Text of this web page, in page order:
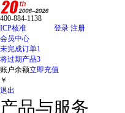
400-884-1138
ICP核准
登录 注册
会员中心
未完成订单1
将过期产品3
账户余额立即充值
￥
退出
产品与服务